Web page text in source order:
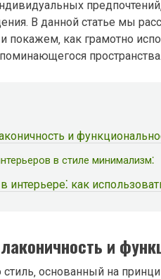
В данной статье мы
покажем‚ как грамотно
пространства.
и
в стиле минимализм⁚
интерьере⁚ как
и
основанный на